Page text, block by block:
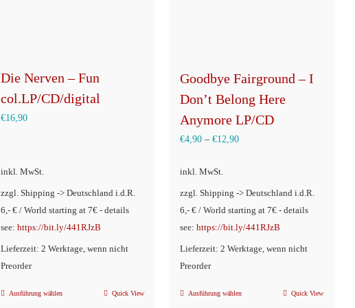
Die Nerven – Fun
col.LP/CD/digital
€16,90
inkl. MwSt.
zzgl. Shipping -> Deutschland i.d.R.
6,- € / World starting at 7€ - details
see:https://bit.ly/441RJzB
Lieferzeit: 2 Werktage, wenn nicht
Preorder
Ausführung wählenDieses Quick View
Goodbye Fairground – I
Don’t Belong Here
Anymore LP/CD
€4,90 –€12,90
inkl. MwSt.
zzgl. Shipping -> Deutschland i.d.R.
6,- € / World starting at 7€ - details
see:https://bit.ly/441RJzB
Lieferzeit: 2 Werktage, wenn nicht
Preorder
Ausführung wählenDieses Quick View